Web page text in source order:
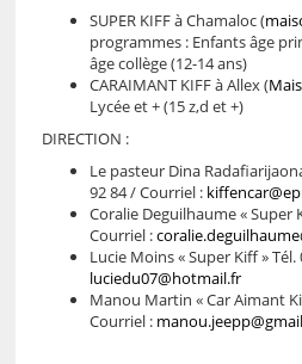
SUPER KIFF à Chamaloc (
programmes : Enfants âge
âge collège (12-14 ans)
CARAIMANT KIFF à Allex (
Lycée et + (15 z,d et +)
DIRECTION :
Le pasteur Dina
92 84 / Courriel :
Coralie Deguilhaume « Super
Courriel :
Lucie Moins « Super Kiff »
luciedu07@hotmail.fr
Manou Martin « Car Aimant
Courriel :